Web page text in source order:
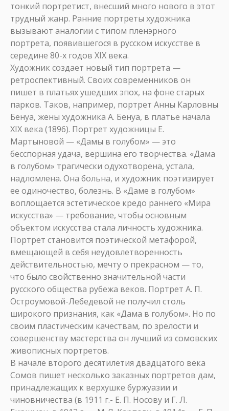
тонкий портретист, внесший много нового в этот
трудный жанр. Ранние портреты художника
вызывают аналогии с типом пленэрного
портрета, появившегося в русском искусстве в
середине 80-х годов XIX века.
Художник создает новый тип портрета —
ретроспективный. Своих современников он
пишет в платьях ушедших эпох, на фоне старых
парков. Таков, например, портрет Анны Карловны
Бенуа, жены художника А. Бенуа, в платье начала
XIX века (1896). Портрет художницы Е.
Мартыновой — «Дамы в голубом» — это
бесспорная удача, вершина его творчества. «Дама
в голубом» трагически одухотворена, устала,
надломлена. Она больна, и художник поэтизирует
ее одиночество, болезнь. В «Даме в голубом»
воплощается эстетическое кредо раннего «Мира
искусства» — требование, чтобы основным
объектом искусства стала личность художника.
Портрет становится поэтической метафорой,
вмещающей в себя неудовлетворенность
действительностью, мечту о прекрасном — то,
что было свойственно значительной части
русского общества рубежа веков. Портрет А. П.
Остроумовой-Лебедевой не получил столь
широкого признания, как «Дама в голубом». Но по
своим пластическим качествам, по зрелости и
совершенству мастерства он лучший из сомовских
живописных портретов.
В начале второго десятилетия двадцатого века
Сомов пишет несколько заказных портретов дам,
принадлежащих к верхушке буржуазии и
чиновничества (в 1911 г.- Е. П. Носову и Г. Л.